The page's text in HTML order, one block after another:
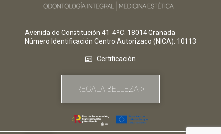
Avenida de Constitución 41, 4ºC. 18014 Granada
Número Identificación Centro Autorizado (NICA): 10113
Certificación
REGALA BELLEZA >